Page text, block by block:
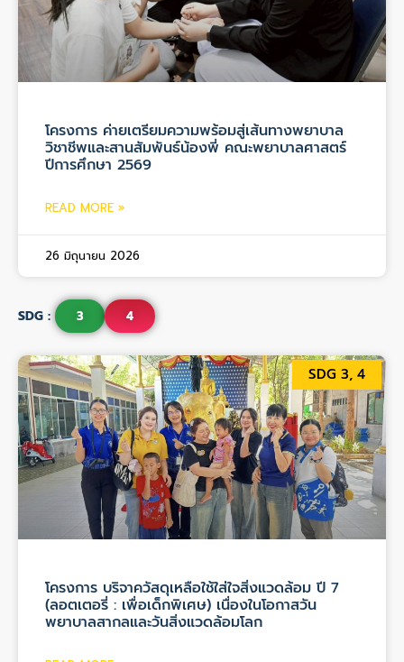
โครงการ ค่ายเตรียมความพร้อมสู่เส้นทางพยาบาล
วิชาชีพและสานสัมพันธ์น้องพี่ คณะพยาบาลศาสตร์
ปีการศึกษา 2569
READ MORE »
26 มิถุนายน 2026
SDG : 3 4
SDG 3, 4
โครงการ บริจาควัสดุเหลือใช้ใส่ใจสิ่งแวดล้อม ปี 7
(ลอตเตอรี่ : เพื่อเด็กพิเศษ) เนื่องในโอกาสวัน
พยาบาลสากลและวันสิ่งแวดล้อมโลก